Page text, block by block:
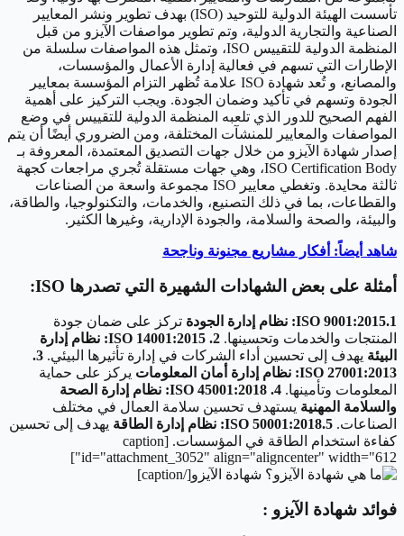
تأسست الهيئة الدولية للتوحيد (ISO) بهدف تطوير ونشر المعايير
الصناعية والتجارية الدولية، وتم تطوير مواصفات الآيزو من قبل
المنظمة الدولية للتقييس ISO، وتمثل هذه المواصفات سلسلة من
الإطارات التي تسهم في فعالية إدارة الأعمال والمؤسسات،
والمصانع، و تُعد شهادة ISO علامة تُظهر التزام المؤسسة بمعايير
الجودة وتسهم في تأكيد وضمان الجودة. ويجب التركيز على أهمية
الفهم الصحيح للدور الذي تلعبه المنظمة الدولية للتقييس في وضع
المواصفات والمعايير للمنشآت المختلفة، ومن الضروري أيضًا أن يتم
إصدار شهادة الآيزو من خلال جهات التصديق المعتمدة، المعروفة بـ
ISO Certification Body، وهي جهات مستقلة تُجري مراجعات كجهة
ثالثة محايدة. وتغطي معايير ISO مجموعة واسعة من الصناعات
والقطاعات، بما في ذلك التصنيع، والخدمات، والتكنولوجيا، والطاقة،
والبيئة، والصحة والسلامة، والجودة الإدارية، وغيرها الكثير.
شاهد أيضاً: أفكار مشاريع مجنونة وناجحة
أمثلة على بعض الشهادات الشهيرة التي تصدرها ISO:
1.ISO 9001:2015: نظام إدارة الجودة
تركز على ضمان جودة
المنتجات والخدمات وتحسينها.
2. ISO 14001:2015: نظام إدارة
البيئة يهدف إلى تحسين أداء الشركات في إدارة تأثيرها البيئي.
3.
ISO 27001:2013: نظام إدارة أمان المعلومات
يركز على حماية
المعلومات وتأمينها.
4. ISO 45001:2018: نظام إدارة الصحة
والسلامة المهنية يستهدف تحسين سلامة العمال في مختلف
الصناعات. 5.ISO 50001:2018: نظام إدارة الطاقة
يهدف إلى تحسين
كفاءة استخدام الطاقة في المؤسسات. [caption
id="attachment_3052" align="aligncenter" width="612"]
شهادة الآيزو[/caption]
فوائد شهادة الآيزو :